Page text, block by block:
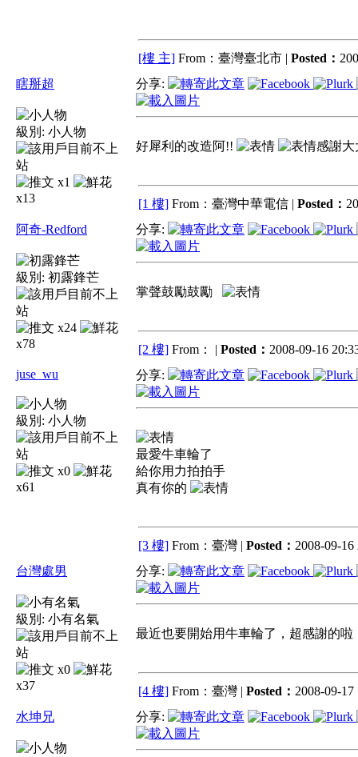
[樓 主] From：臺灣臺北市 | Posted：
瞎掰超
級別: 小人物
x1
x13
分享:
好犀利的改造阿!! 感謝
[1 樓] From：臺灣中華電信 | Posted：
阿奇-Redford
級別: 初露鋒芒
x24
x78
分享:
掌聲鼓勵鼓勵
[2 樓] From： | Posted： 2008-09-16
juse_wu
級別: 小人物
x0
x61
分享:
最愛牛車輪了
給你用力拍拍手
真有你的
[3 樓] From：臺灣 | Posted： 2008-09-16
台灣處男
級別: 小有名氣
x0
x37
分享:
最近也要開始用牛車輪了，超感謝的啦
[4 樓] From：臺灣 | Posted： 2008-09-17
水坤兄
分享: